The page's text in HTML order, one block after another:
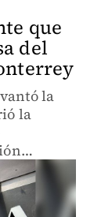
que
del
la
la